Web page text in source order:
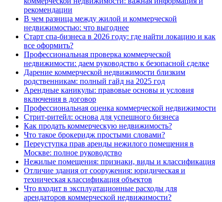
рекомендации
В чем разница между жилой и коммерческой
недвижимостью: что выгоднее
Старт спа-бизнеса в 2026 году: где найти локацию и как
все оформить?
Профессиональная проверка коммерческой
недвижимости: даем руководство к безопасной сделке
Дарение коммерческой недвижимости близким
родственникам: полный гайд на 2025 год
Арендные каникулы: правовые основы и условия
включения в договор
Профессиональная оценка коммерческой недвижимости
Стрит-ритейл: основа для успешного бизнеса
Как продать коммерческую недвижимость?
Что такое брокеридж простыми словами?
Переуступка прав аренды нежилого помещения в
Москве: полное руководство
Нежилые помещения: признаки, виды и классификация
Отличие здания от сооружения: юридическая и
техническая классификация объектов
Что входит в эксплуатационные расходы для
арендаторов коммерческой недвижимости?